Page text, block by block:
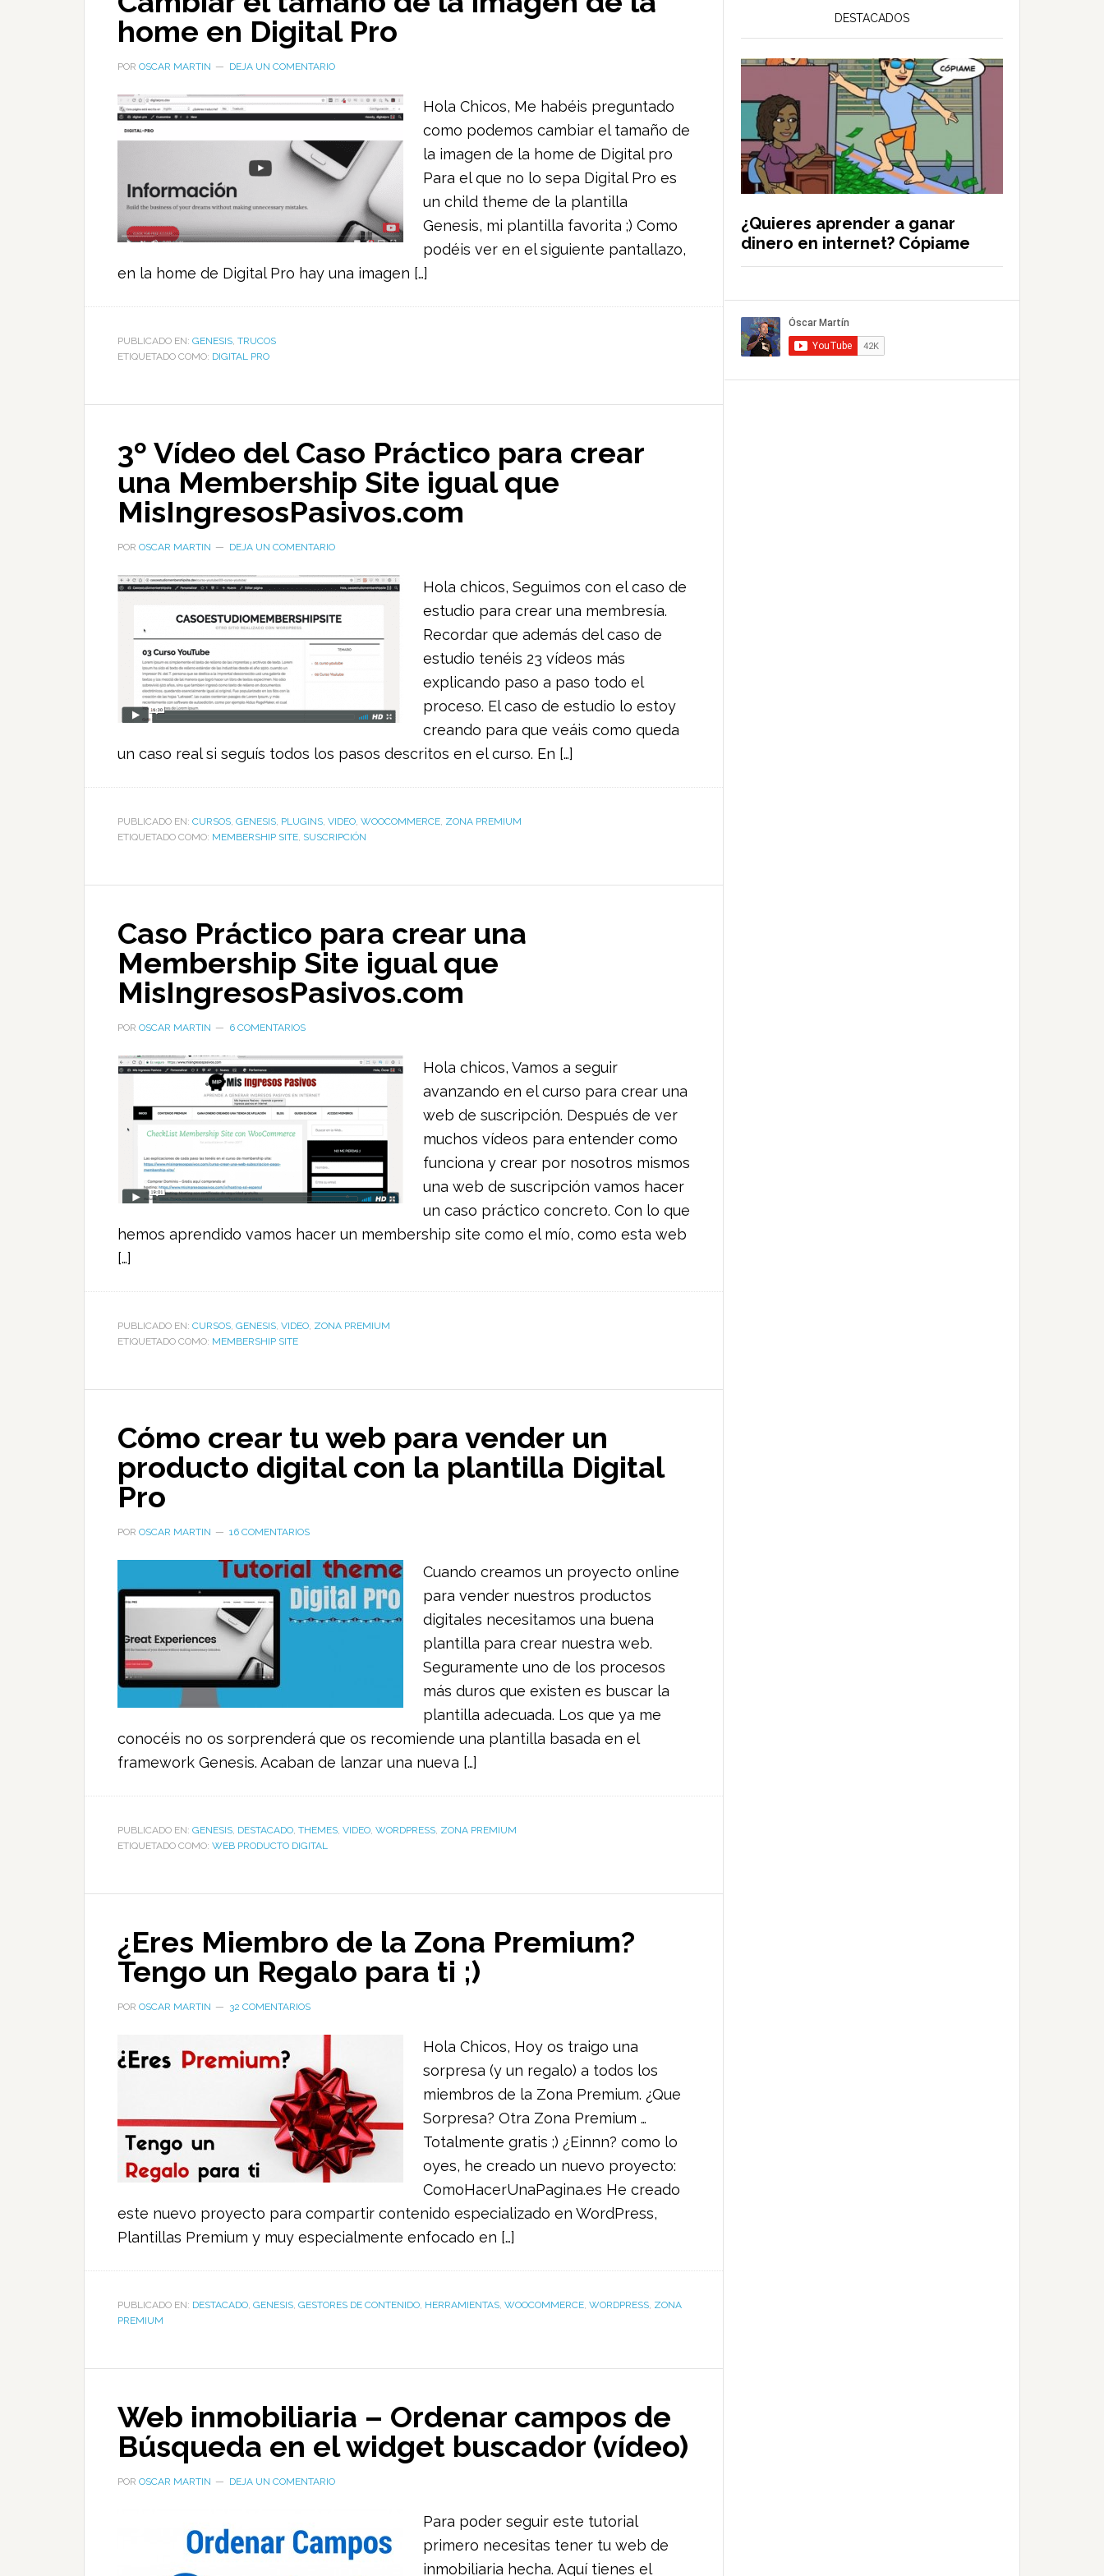
home en Digital Pro
POR OSCAR MARTIN DEJA UN COMENTARIO
Hola Chicos, Me habéis preguntado
como podemos cambiar el tamaño de
la imagen de la home de Digital pro
Para el que no lo sepa Digital Pro es
un child theme de la plantilla
Genesis, mi plantilla favorita ;) Como
podéis ver en el siguiente pantallazo,
en la home de Digital Pro hay una imagen […]
PUBLICADO EN: GENESIS, TRUCOS
ETIQUETADO COMO: DIGITAL PRO
3º Vídeo del Caso Práctico para crear
una Membership Site igual que
MisIngresosPasivos.com
POR OSCAR MARTIN DEJA UN COMENTARIO
Hola chicos, Seguimos con el caso de
estudio para crear una membresía.
Recordar que además del caso de
estudio tenéis 23 vídeos más
explicando paso a paso todo el
proceso. El caso de estudio lo estoy
creando para que veáis como queda
un caso real si seguís todos los pasos descritos en el curso. En […]
PUBLICADO EN: CURSOS, GENESIS, PLUGINS, VIDEO, WOOCOMMERCE, ZONA PREMIUM
ETIQUETADO COMO: MEMBERSHIP SITE, SUSCRIPCIÓN
Caso Práctico para crear una
Membership Site igual que
MisIngresosPasivos.com
POR OSCAR MARTIN 6 COMENTARIOS
Hola chicos, Vamos a seguir
avanzando en el curso para crear una
web de suscripción. Después de ver
muchos vídeos para entender como
funciona y crear por nosotros mismos
una web de suscripción vamos hacer
un caso práctico concreto. Con lo que
hemos aprendido vamos hacer un membership site como el mío, como esta web
[…]
PUBLICADO EN: CURSOS, GENESIS, VIDEO, ZONA PREMIUM
ETIQUETADO COMO: MEMBERSHIP SITE
Cómo crear tu web para vender un
producto digital con la plantilla Digital
Pro
POR OSCAR MARTIN 16 COMENTARIOS
Cuando creamos un proyecto online
para vender nuestros productos
digitales necesitamos una buena
plantilla para crear nuestra web.
Seguramente uno de los procesos
más duros que existen es buscar la
plantilla adecuada. Los que ya me
conocéis no os sorprenderá que os recomiende una plantilla basada en el
framework Genesis. Acaban de lanzar una nueva […]
PUBLICADO EN: GENESIS, DESTACADO, THEMES, VIDEO, WORDPRESS, ZONA PREMIUM
ETIQUETADO COMO: WEB PRODUCTO DIGITAL
¿Eres Miembro de la Zona Premium?
Tengo un Regalo para ti ;)
POR OSCAR MARTIN 32 COMENTARIOS
Hola Chicos, Hoy os traigo una
sorpresa (y un regalo) a todos los
miembros de la Zona Premium. ¿Que
Sorpresa? Otra Zona Premium …
Totalmente gratis ;) ¿Einnn? como lo
oyes, he creado un nuevo proyecto:
ComoHacerUnaPagina.es He creado
este nuevo proyecto para compartir contenido especializado en WordPress,
Plantillas Premium y muy especialmente enfocado en […]
PUBLICADO EN: DESTACADO, GENESIS, GESTORES DE CONTENIDO, HERRAMIENTAS, WOOCOMMERCE, WORDPRESS, ZONA
PREMIUM
Web inmobiliaria – Ordenar campos de
Búsqueda en el widget buscador (vídeo)
POR OSCAR MARTIN DEJA UN COMENTARIO
Para poder seguir este tutorial
primero necesitas tener tu web de
inmobiliaria hecha. Aquí tienes el
DESTACADOS
¿Quieres aprender a ganar
dinero en internet? Cópiame